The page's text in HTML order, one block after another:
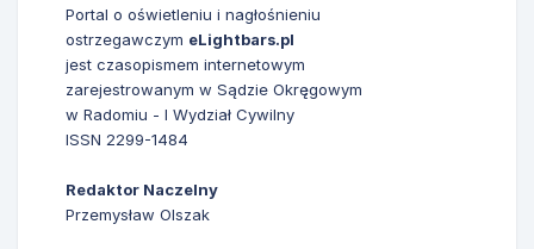
Portal o oświetleniu i nagłośnieniu
ostrzegawczym eLightbars.pl
jest czasopismem internetowym
zarejestrowanym w Sądzie Okręgowym
w Radomiu - I Wydział Cywilny
ISSN 2299-1484
Redaktor Naczelny
Przemysław Olszak